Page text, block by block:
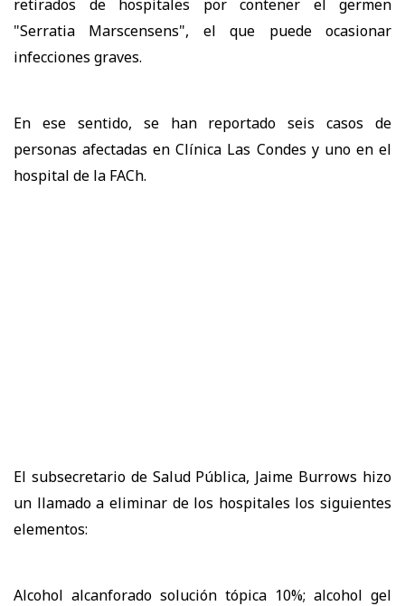
retirados de hospitales por contener el germen
"Serratia Marscensens", el que puede ocasionar
infecciones graves.
En ese sentido, se han reportado seis casos de
personas afectadas en Clínica Las Condes y uno en el
hospital de la FACh.
El subsecretario de Salud Pública, Jaime Burrows hizo
un llamado a eliminar de los hospitales los siguientes
elementos:
Alcohol alcanforado solución tópica 10%; alcohol gel